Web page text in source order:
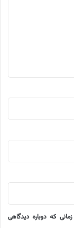
که دوباره دیدگاهی